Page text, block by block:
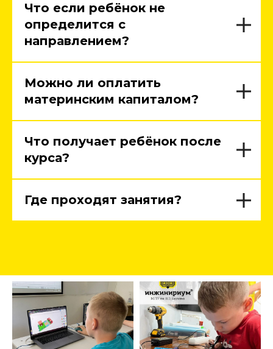
Что если ребёнок не
определится с
направлением?
Можно ли оплатить
материнским капиталом?
Что получает ребёнок после
курса?
Где проходят занятия?